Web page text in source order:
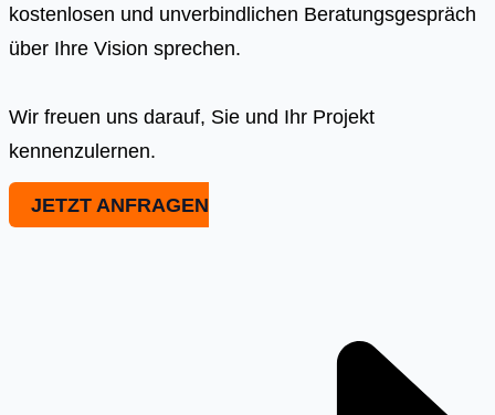
kostenlosen und unverbindlichen Beratungsgespräch
über Ihre Vision sprechen.
Wir freuen uns darauf, Sie und Ihr Projekt
kennenzulernen.
JETZT ANFRAGEN